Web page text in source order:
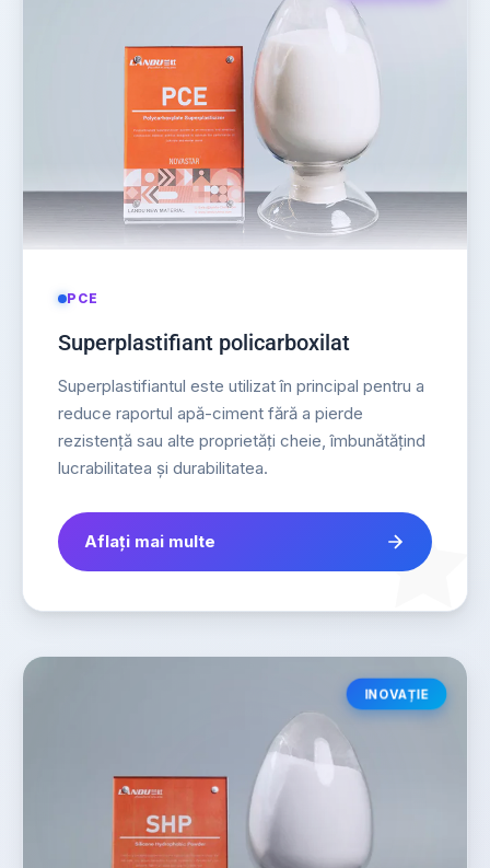
PCE
Superplastifiant policarboxilat
Superplastifiantul este utilizat în principal pentru a
reduce raportul apă-ciment fără a pierde
rezistență sau alte proprietăți cheie, îmbunătățind
lucrabilitatea și durabilitatea.
Aflați mai multe
INOVAȚIE